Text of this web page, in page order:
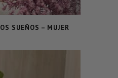
SUEÑOS – MUJER